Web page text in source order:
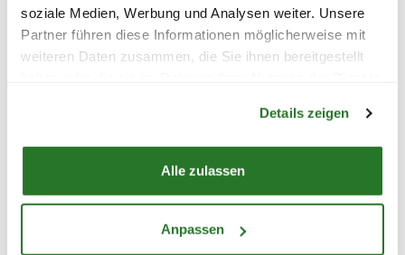
soziale Medien, Werbung und Analysen weiter. Unsere
Partner führen diese Informationen möglicherweise mit
weiteren Daten zusammen, die Sie ihnen bereitgestellt
Details zeigen
Alle zulassen
Anpassen
Den richtigen Weihnachtsbaum findest
Du übrigens auch bei uns, findehierdie
passende Größe.
Flamingoblume 'Anthurium',